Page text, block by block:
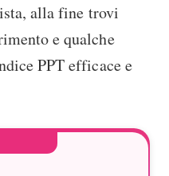
alla fine trovi
e qualche
PPT efficace e